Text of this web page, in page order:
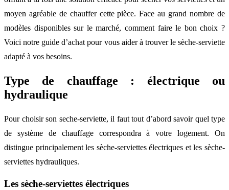
moyen agréable de chauffer cette pièce. Face au grand nombre de
modèles disponibles sur le marché, comment faire le bon choix ?
Voici notre guide d’achat pour vous aider à trouver le sèche-serviette
adapté à vos besoins.
Type de chauffage : électrique ou
hydraulique
Pour choisir son seche-serviette, il faut tout d’abord savoir quel type
de système de chauffage correspondra à votre logement. On
distingue principalement les sèche-serviettes électriques et les sèche-
serviettes hydrauliques.
Les sèche-serviettes électriques